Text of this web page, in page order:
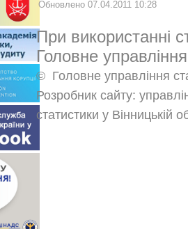
Обновлено 07.04.2011 10:28
При використанні
Головне
© Головне управління
Розробник сайту:
статистики у Вінницькій